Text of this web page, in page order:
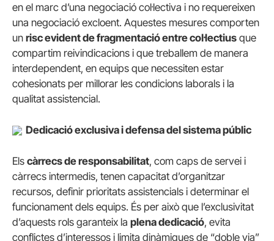
en el marc d’una negociació coŀlectiva i no requereixen
una negociació excloent. Aquestes mesures comporten
un risc evident de fragmentació entre coŀlectius que
compartim reivindicacions i que treballem de manera
interdependent, en equips que necessiten estar
cohesionats per millorar les condicions laborals i la
qualitat assistencial.
Dedicació exclusiva i defensa del sistema públic
Els càrrecs de responsabilitat, com caps de servei i
càrrecs intermedis, tenen capacitat d’organitzar
recursos, definir prioritats assistencials i determinar el
funcionament dels equips. És per això que l’exclusivitat
d’aquests rols garanteix la plena dedicació, evita
conflictes d’interessos i limita dinàmiques de “doble via”